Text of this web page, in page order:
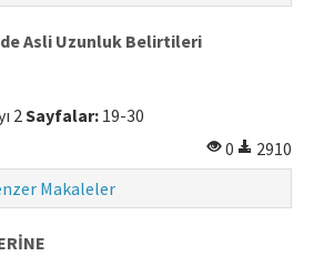
Asli Uzunluk Belirtileri
2Sayfalar: 19-30
0
2910
Makaleler